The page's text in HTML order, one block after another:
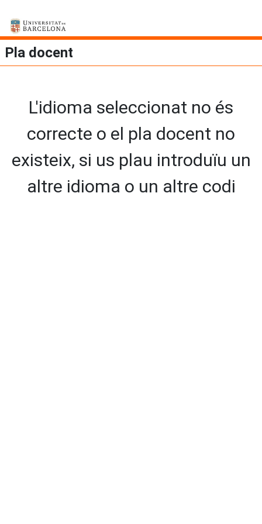
Pla docent
L'idioma seleccionat no és
correcte o el pla docent no
existeix, si us plau introduïu un
altre idioma o un altre codi